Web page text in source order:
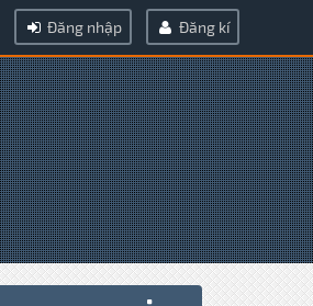
Đăng nhập Đăng kí